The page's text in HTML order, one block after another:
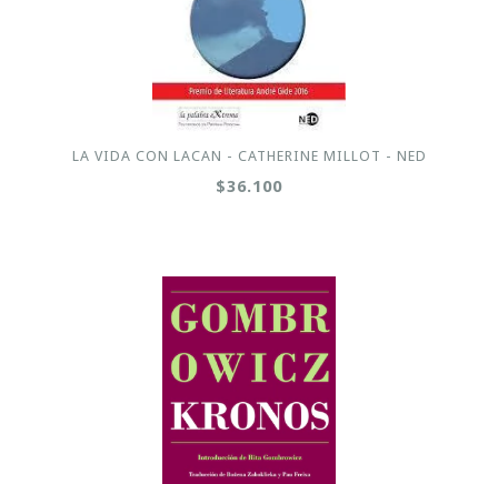
LA VIDA CON LACAN - CATHERINE MILLOT - NED
$36.100